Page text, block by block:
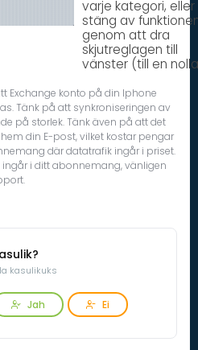
varje kategori, eller
stäng av
genom att dra
skjutreglagen till
vänster (till en
Exchange konto på din Iphone
Tänk på att synkroniseringen av
på storlek. Tänk även på att det
din E-post, vilket kostar pengar
där datatrafik ingår i priset.
i ditt abonnemang, vänligen
kasulikuks
Jah Ei